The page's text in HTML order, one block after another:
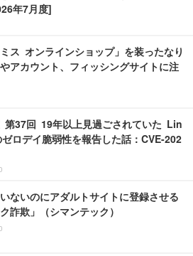
年7月度]
ミス オンラインショップ」を装ったなり
アカウント、フィッシングサイトに注
第37回 19年以上見過ごされていた Lin
ロデイ脆弱性を報告した話：CVE-202
ないのにアダルトサイトに登録させる
詐欺」（シマンテック）